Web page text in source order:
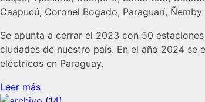
Caapucú, Coronel Bogado, Paraguarí, Ñemby
Se apunta a cerrar el 2023 con 50
ciudades de nuestro país. En el año 2024
eléctricos en Paraguay.
Leer más